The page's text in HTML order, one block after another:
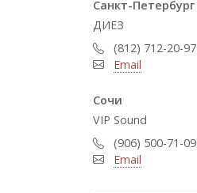
Санкт-Петербург
ДИЕЗ
(812) 712-20-97
Email
Сочи
VIP Sound
(906) 500-71-09
Email